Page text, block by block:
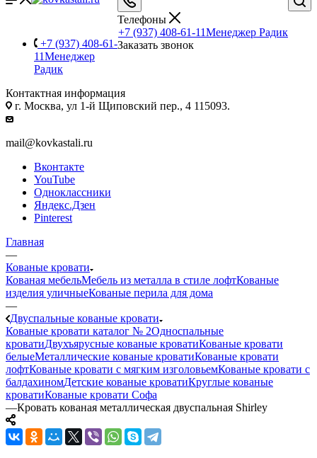
Телефоны
+7 (937) 408-61-11Менеджер Радик
Заказать звонок
+7 (937) 408-61-
11Менеджер
Радик
Контактная информация
г. Москва, ул 1-й Щиповский пер., 4 115093.
mail@kovkastali.ru
Вконтакте
YouTube
Одноклассники
Яндекс.Дзен
Pinterest
Главная
—
Кованые кровати
Кованая мебельМебель из металла в стиле лофтКованые
изделия уличныеКованые перила для дома
—
Двуспальные кованые кровати
Кованые кровати каталог № 2Односпальные
кроватиДвухъярусные кованые кроватиКованые кровати
белыеМеталлические кованые кроватиКованые кровати
лофтКованые кровати с мягким изголовьемКованые кровати с
балдахиномДетские кованые кроватиКруглые кованые
кроватиКованые кровати Софа
—Кровать кованая металлическая двуспальная Shirley